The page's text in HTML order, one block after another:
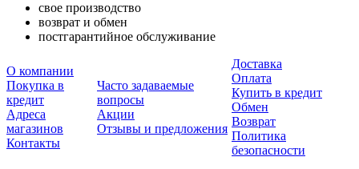
свое производство
возврат и обмен
постгарантийное обслуживание
О компании
Покупка в
кредит
Адреса
магазинов
Контакты
Часто задаваемые
вопросы
Акции
Отзывы и предложения
Доставка
Оплата
Купить в кредит
Обмен
Возврат
Политика
безопасности